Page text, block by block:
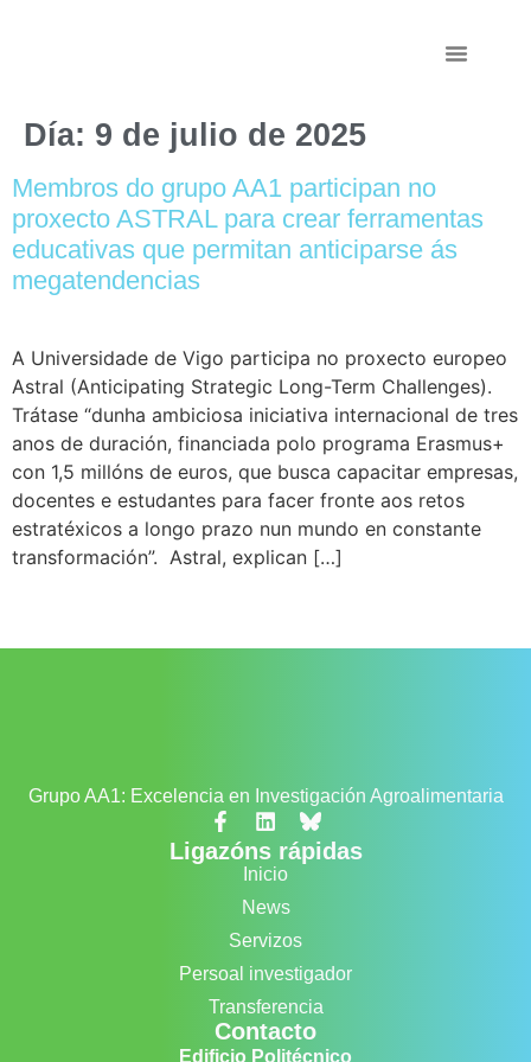
Día: 9 de julio de 2025
Membros do grupo AA1 participan no
proxecto ASTRAL para crear ferramentas
educativas que permitan anticiparse ás
megatendencias
A Universidade de Vigo participa no proxecto europeo
Astral (Anticipating Strategic Long-Term Challenges).
Trátase “dunha ambiciosa iniciativa internacional de tres
anos de duración, financiada polo programa Erasmus+
con 1,5 millóns de euros, que busca capacitar empresas,
docentes e estudantes para facer fronte aos retos
estratéxicos a longo prazo nun mundo en constante
transformación”. Astral, explican […]
Grupo AA1: Excelencia en Investigación Agroalimentaria
Ligazóns rápidas
Inicio
News
Servizos
Persoal investigador
Transferencia
Contacto
Edificio Politécnico